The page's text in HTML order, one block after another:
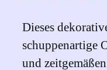
Dieses
schuppenartige
und